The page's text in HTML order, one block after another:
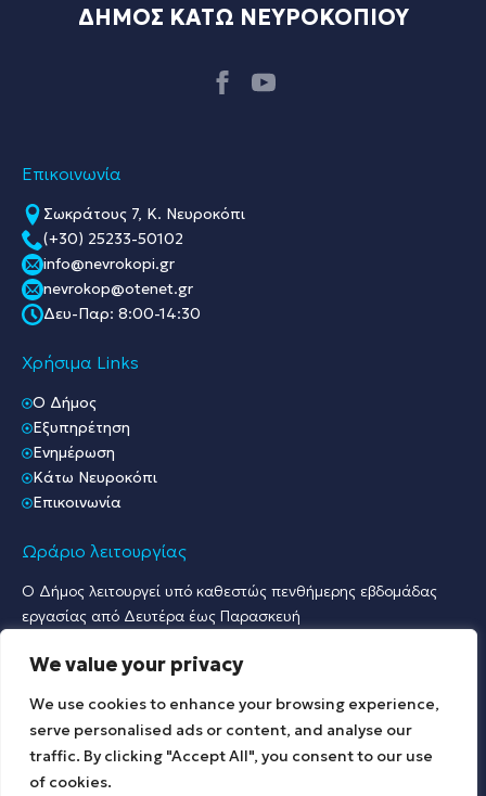
We value your privacy
We use cookies to enhance your browsing experience,
serve personalised ads or content, and analyse our
traffic. By clicking "Accept All", you consent to our use
of cookies.
ΔΗΜΟΣ ΚΑΤΩ ΝΕΥΡΟΚΟΠΙΟΥ
Επικοινωνία
Σωκράτους 7, Κ. Νευροκόπι
(+30) 25233-50102
info@nevrokopi.gr
nevrokop@otenet.gr
Δευ-Παρ: 8:00-14:30
Χρήσιμα Links
O Δήμος
Εξυπηρέτηση
Ενημέρωση
Κάτω Νευροκόπι
Επικοινωνία
Ωράριο λειτουργίας
Ο Δήμος λειτουργεί υπό καθεστώς πενθήμερης εβδομάδας
εργασίας από Δευτέρα έως Παρασκευή
Γραφείο Πρωτοκόλλου & Γραφεία Υποδοχής Πολιτών:
Λοιπές Υπηρεσίες:
Δευτέρα έως Παρασκευή: 09:00 – 15:00.